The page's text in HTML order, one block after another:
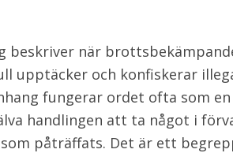
beskriver när
upptäcker och konfiskerar
fungerar ordet ofta som
handlingen att ta något i
påträffats. Det är ett